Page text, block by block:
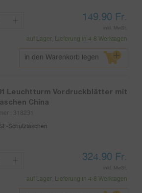
149.90 Fr.
inkl. MwSt.
auf Lager, Lieferung in 4-8 Werktagen
in den Warenkorb legen
Leuchtturm Vordruckblätter mit
China
: 318231
Schutztaschen
324.90 Fr.
inkl. MwSt.
auf Lager, Lieferung in 4-8 Werktagen